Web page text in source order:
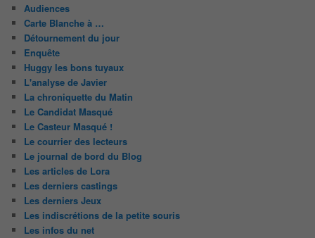
Audiences
Carte Blanche à …
Détournement du jour
Enquête
Huggy les bons tuyaux
L'analyse de Javier
La chroniquette du Matin
Le Candidat Masqué
Le Casteur Masqué !
Le courrier des lecteurs
Le journal de bord du Blog
Les articles de Lora
Les derniers castings
Les derniers Jeux
Les indiscrétions de la petite souris
Les infos du net